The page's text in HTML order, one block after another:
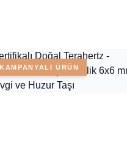
KAMPANYALI ÜRÜN